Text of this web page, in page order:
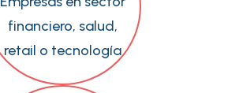
financiero, salud,
retail o tecnología